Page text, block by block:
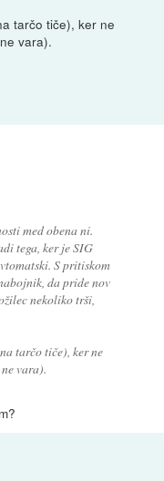
tarčo tiče), ker ne
vara).
med obena ni.
tega, ker je SIG
S pritiskom
da pride nov
nekoliko trši,
tarčo tiče), ker ne
vara).